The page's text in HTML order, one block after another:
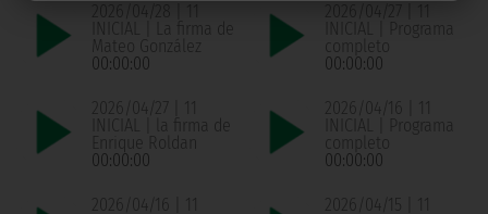
2026/04/28 | 11
INICIAL | La firma de
Mateo González
00:00:00
2026/04/27 | 11
INICIAL | Programa
completo
00:00:00
2026/04/27 | 11
INICIAL | la firma de
Enrique Roldan
00:00:00
2026/04/16 | 11
INICIAL | Programa
completo
00:00:00
2026/04/16 | 11
2026/04/15 | 11